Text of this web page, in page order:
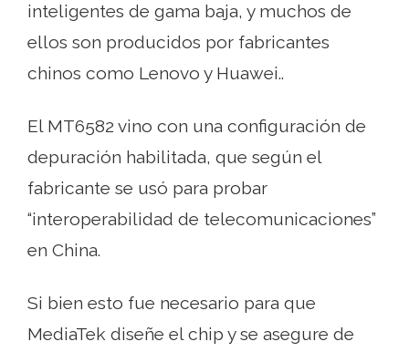
inteligentes de gama baja, y muchos de
ellos son producidos por fabricantes
chinos como Lenovo y Huawei..
El MT6582 vino con una configuración de
depuración habilitada, que según el
fabricante se usó para probar
“interoperabilidad de telecomunicaciones”
en China.
Si bien esto fue necesario para que
MediaTek diseñe el chip y se asegure de